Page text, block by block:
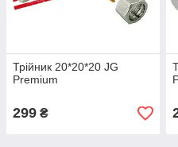
Трійник 20*20*20 JG
Premium
299 ₴